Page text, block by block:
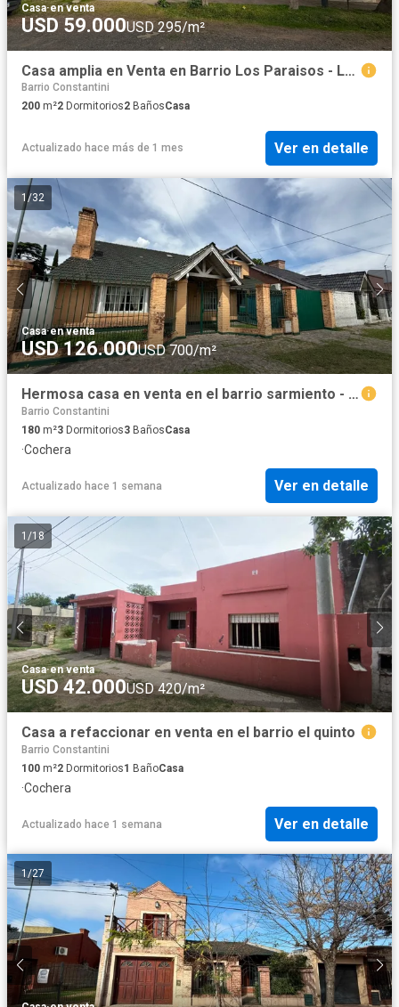
Casa·en venta
USD 59.000USD 295/m²
Casa amplia en Venta en Barrio Los Paraisos - Lujan
Barrio Constantini
200 m²2 Dormitorios2 BañosCasa
Actualizado hace más de 1 mes Ver en detalle
1/32
Casa·en venta
USD 126.000USD 700/m²
Hermosa casa en venta en el barrio sarmiento - Lujan
Barrio Constantini
180 m²3 Dormitorios3 BañosCasa
·Cochera
Actualizado hace 1 semana Ver en detalle
1 /18
Casa·en venta
USD 42.000USD 420/m²
Casa a refaccionar en venta en el barrio el quinto
Barrio Constantini
100 m²2 Dormitorios1 BañoCasa
·Cochera
Actualizado hace 1 semana Ver en detalle
1/27